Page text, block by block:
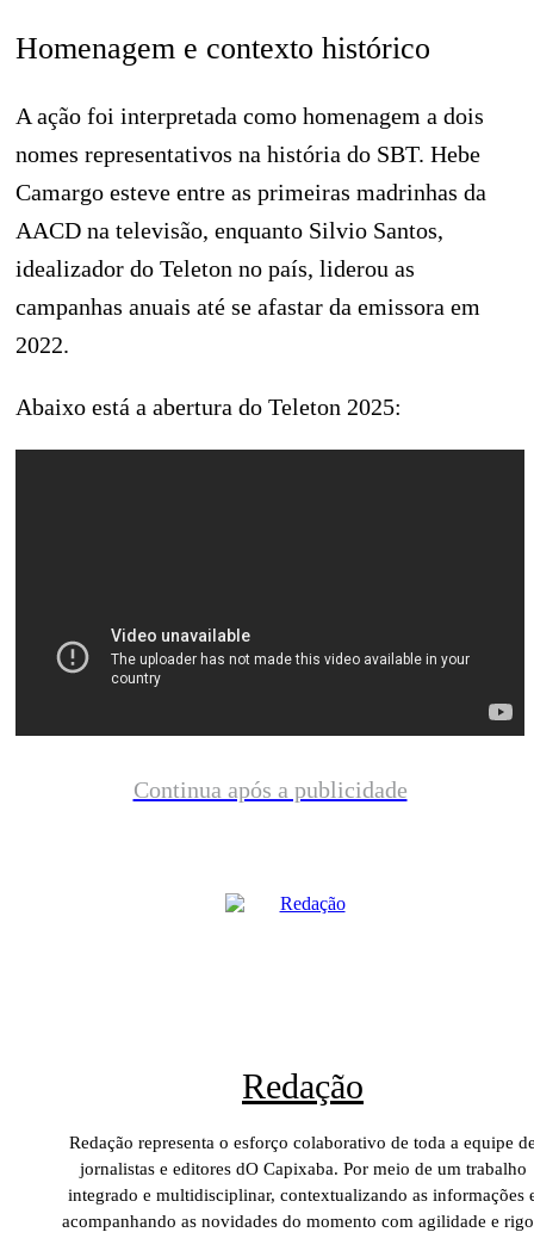
Homenagem e contexto histórico
A ação foi interpretada como homenagem a dois
nomes representativos na história do SBT. Hebe
Camargo esteve entre as primeiras madrinhas da
AACD na televisão, enquanto Silvio Santos,
idealizador do Teleton no país, liderou as
campanhas anuais até se afastar da emissora em
2022.
Abaixo está a abertura do Teleton 2025:
Continua após a publicidade
Redação
Redação representa o esforço colaborativo de toda a equipe
jornalistas e editores dO Capixaba. Por meio de um trabalho
integrado e multidisciplinar, contextualizando as informações
acompanhando as novidades do momento com agilidade e